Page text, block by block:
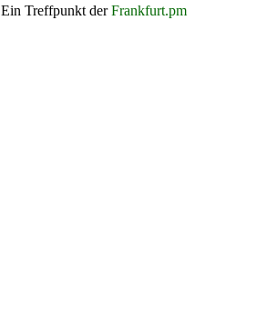
Ein Treffpunkt derFrankfurt.pm